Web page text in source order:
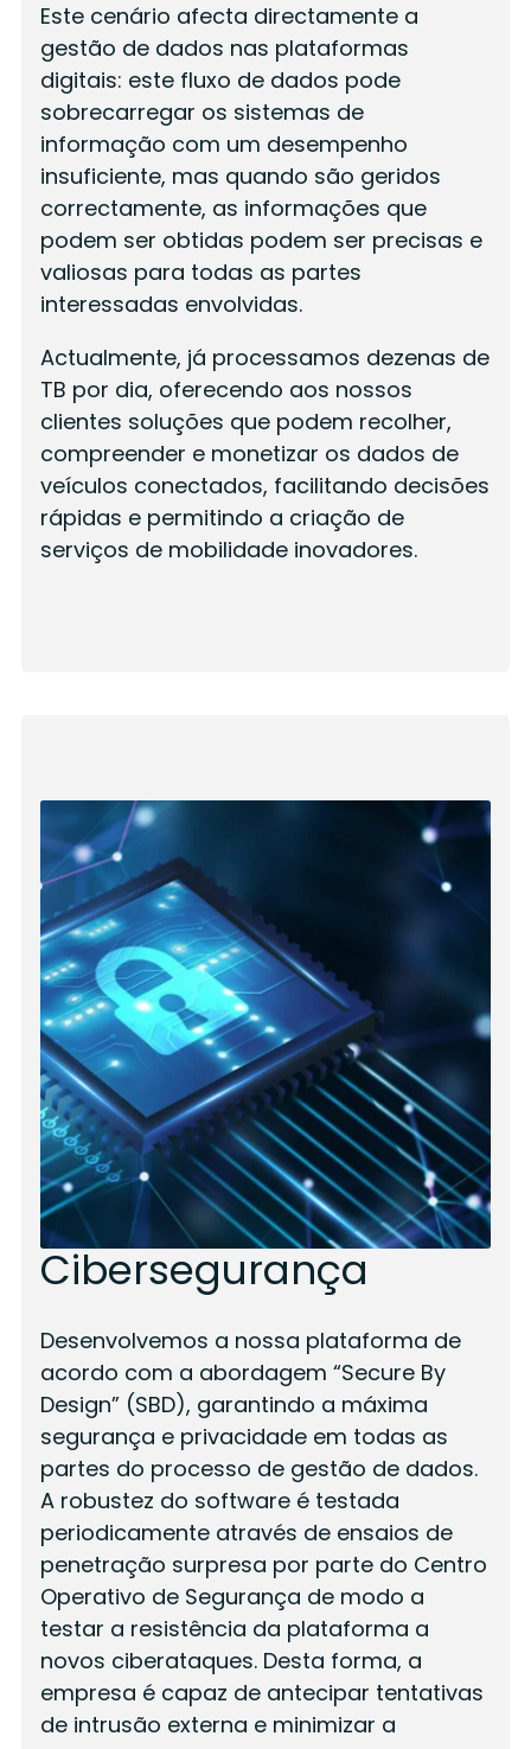
Este cenário afecta directamente a
gestão de dados nas plataformas
digitais: este fluxo de dados pode
sobrecarregar os sistemas de
informação com um desempenho
insuficiente, mas quando são geridos
correctamente, as informações que
podem ser obtidas podem ser precisas e
valiosas para todas as partes
interessadas envolvidas.
Actualmente, já processamos dezenas de
TB por dia, oferecendo aos nossos
clientes soluções que podem recolher,
compreender e monetizar os dados de
veículos conectados, facilitando decisões
rápidas e permitindo a criação de
serviços de mobilidade inovadores.
Cibersegurança
Desenvolvemos a nossa plataforma de
acordo com a abordagem “Secure By
Design” (SBD), garantindo a máxima
segurança e privacidade em todas as
partes do processo de gestão de dados.
A robustez do software é testada
periodicamente através de ensaios de
penetração surpresa por parte do Centro
Operativo de Segurança de modo a
testar a resistência da plataforma a
novos ciberataques. Desta forma, a
empresa é capaz de antecipar tentativas
de intrusão externa e minimizar a